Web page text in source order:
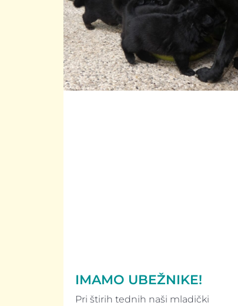
IMAMO UBEŽNIKE!
Pri štirih tednih naši mladički